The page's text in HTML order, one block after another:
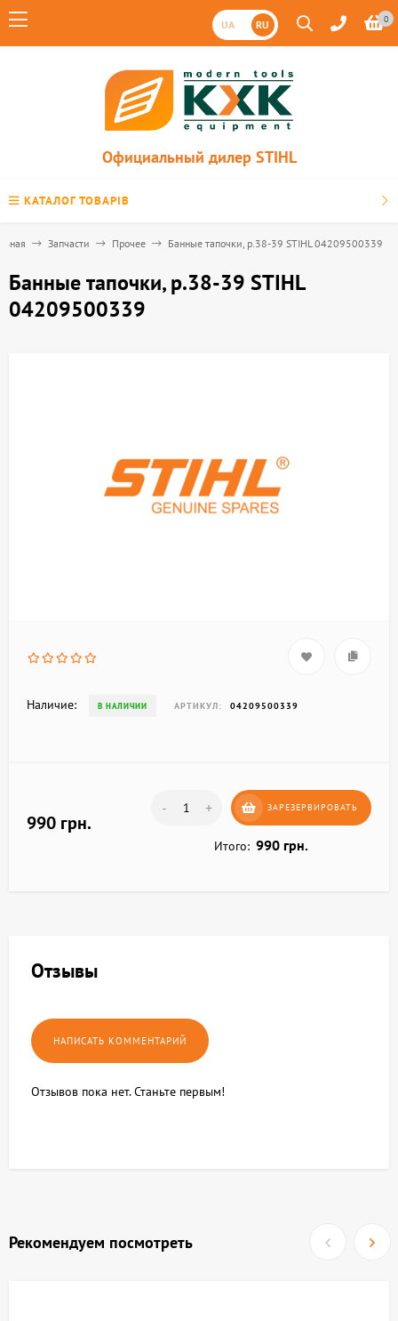
UA RU 0
Официальный дилер STIHL
КАТАЛОГ ТОВАРІВ
Запчасти Прочее Банные тапочки, р.38-39 STIHL 04209500339
Банные тапочки, р.38-39 STIHL
04209500339
Наличие: В НАЛИЧИИ АРТИКУЛ: 04209500339
990 грн.
- + ЗАРЕЗЕРВИРОВАТЬ
Итого: 990 грн.
Отзывы
Отзывов пока нет. Станьте первым!
Рекомендуем посмотреть